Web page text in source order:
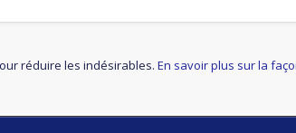
réduire les indésirables.En savoir plus sur la